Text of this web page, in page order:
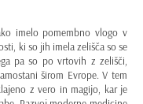
imelo pomembno vlogo v
ki so jih imela zelišča so se
pa so po vrtovih z zelišči,
širom Evrope. V tem
z vero in magijo, kar je